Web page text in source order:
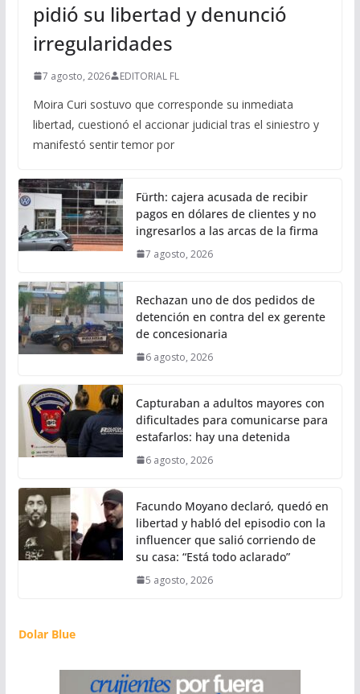
pidió su libertad y denunció
irregularidades
7 agosto, 2026 EDITORIAL FL
Moira Curi sostuvo que corresponde su inmediata
libertad, cuestionó el accionar judicial tras el siniestro y
manifestó sentir temor por
Fürth: cajera acusada de recibir
pagos en dólares de clientes y no
ingresarlos a las arcas de la firma
7 agosto, 2026
Rechazan uno de dos pedidos de
detención en contra del ex gerente
de concesionaria
6 agosto, 2026
Capturaban a adultos mayores con
dificultades para comunicarse para
estafarlos: hay una detenida
6 agosto, 2026
Facundo Moyano declaró, quedó en
libertad y habló del episodio con la
influencer que salió corriendo de
su casa: “Está todo aclarado”
5 agosto, 2026
Dolar Blue